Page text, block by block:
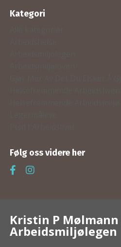
Kategori
Følg oss videre her
Kristin P Mølmann
Arbeidsmiljølegen